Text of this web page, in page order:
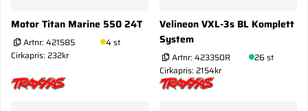
Motor Titan Marine 550 24T
Artnr: 421585
4 st
Cirkapris: 232kr
Velineon VXL-3s BL Komplett
System
Artnr: 423350R
26 st
Cirkapris: 2154kr